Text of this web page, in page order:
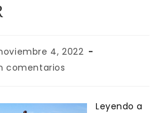
4, 2022
comentarios
Leyendo a